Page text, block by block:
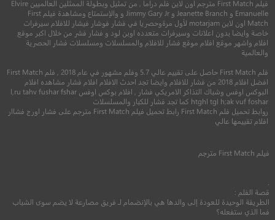
6.3
اكشن ●كوميدي ●
فيلم First Match مترجم اون لاين فلم دراما , من تمثيل وبطولة الممثلين العالميين Elvire
Emanuelle و Jeanette Branch و Jimmy Gary Jr و والإستمتاع ومشاهدة فيلم First
Match اون لاين motarjam لأول مرةوحصريا في فشار فوشار فيشار للافلام سيرفرات
خاصة وايضا بدون اعلانات وسيرفرات متعدده اوبن لود و فشار فشر من خلال اكبر موقع
افلام واشهر موقع افلام موقع فشار للافلام والمسلسلات ومسلسلات فشار الحصرية
والعالمية
فلم First Match حاصل على تقييم عالي 5.7 وفلم مشهور في عام 2018 , فلم First Match
افضل افلام 2018 من فشار للافلام وايضا تجد احدث الافلام افلام فشار مشاهده افلام
البوكس اوفس وشباك التذاكر الامريكي فشار , افلام بوكس اوفس l,ru tahv fushar fshar
htghl tgl h;ak vuf foshar كما تجد فشار للكبار والمسلسلات
روابط تحميل فلم First Match رابط تحميل فيلم First Match مترجم على فشار اورج فشاار
افلام تقييمها عالي
فيلم First Match مترجم
قصة الفلم :
الطريقة الوحيدة للعودة إلى والدها هي بالإنضمام لـ فريق مصارعة لا يضم سوى الشباب
فما الذي ستفعله؟